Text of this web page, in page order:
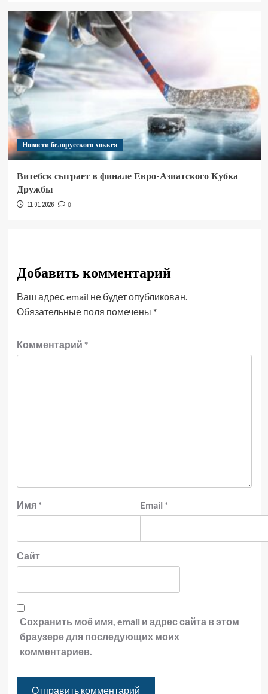
Новости белорусского хоккея
Витебск сыграет в финале Евро-Азиатского Кубка
Дружбы
11.01.2026 0
Добавить комментарий
Ваш адрес email не будет опубликован.
Обязательные поля помечены *
Комментарий *
Имя * Email *
Сайт
Сохранить моё имя, email и адрес сайта в этом
браузере для последующих моих
комментариев.